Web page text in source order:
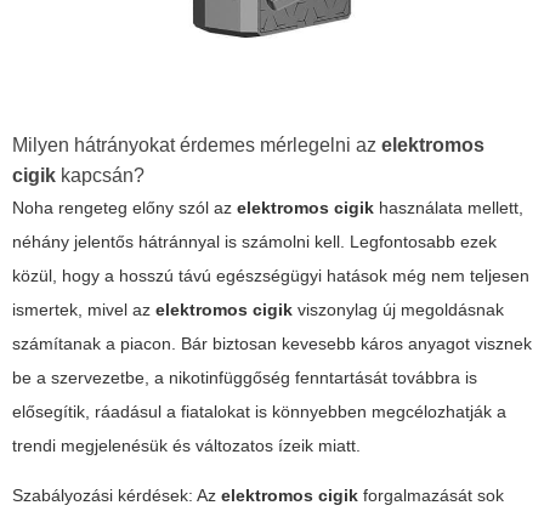
Milyen hátrányokat érdemes mérlegelni az elektromos
cigik kapcsán?
Noha rengeteg előny szól az elektromos cigik használata mellett,
néhány jelentős hátránnyal is számolni kell. Legfontosabb ezek
közül, hogy a hosszú távú egészségügyi hatások még nem teljesen
ismertek, mivel az elektromos cigik viszonylag új megoldásnak
számítanak a piacon. Bár biztosan kevesebb káros anyagot visznek
be a szervezetbe, a nikotinfüggőség fenntartását továbbra is
elősegítik, ráadásul a fiatalokat is könnyebben megcélozhatják a
trendi megjelenésük és változatos ízeik miatt.
Szabályozási kérdések: Az elektromos cigik forgalmazását sok